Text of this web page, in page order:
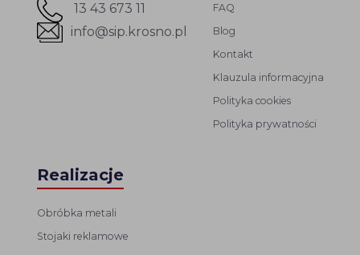
13 43 673 11
info@sip.krosno.pl
FAQ
Blog
Kontakt
Klauzula informacyjna
Polityka cookies
Polityka prywatności
Realizacje
Obróbka metali
Stojaki reklamowe